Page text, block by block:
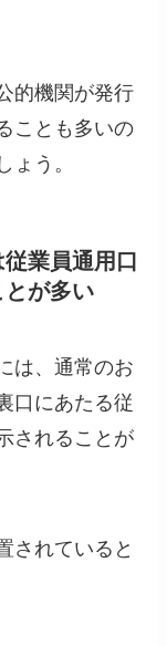
的機関が発行
ことも多いの
ょう。
業員通用口
が多い
は、通常のお
口にあたる従
されることが
されていると